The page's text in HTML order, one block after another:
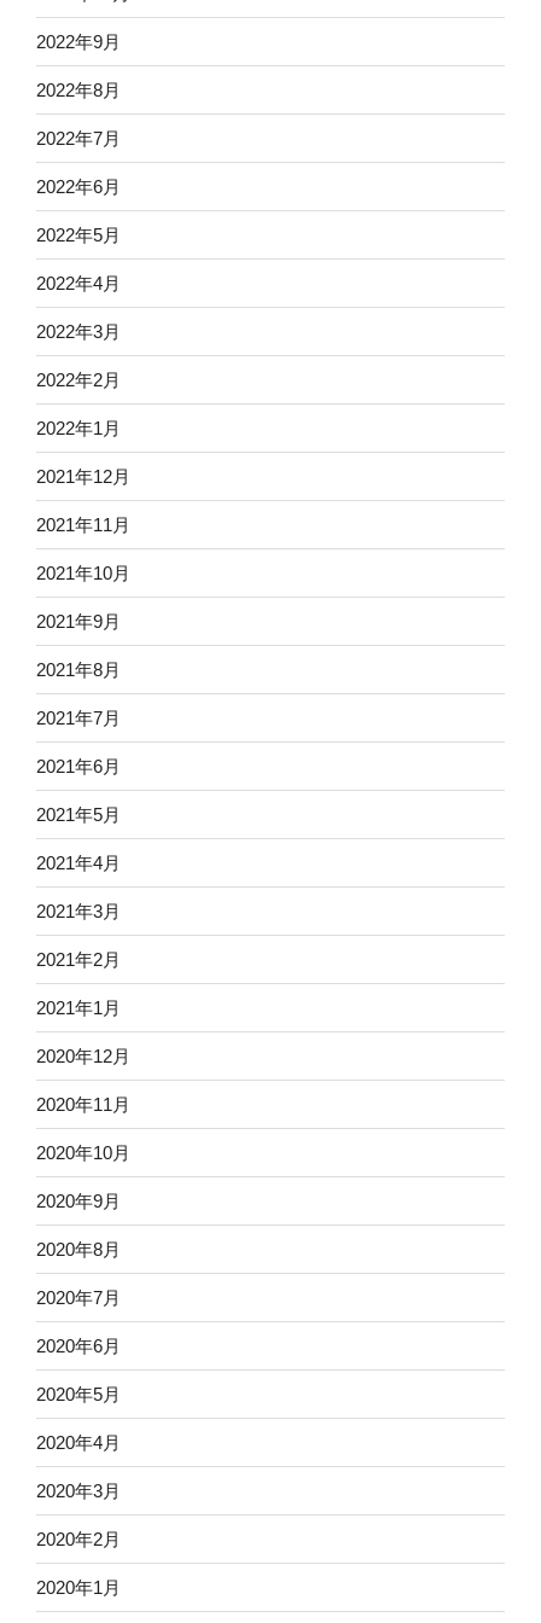
2022年9月
2022年8月
2022年7月
2022年6月
2022年5月
2022年4月
2022年3月
2022年2月
2022年1月
2021年12月
2021年11月
2021年10月
2021年9月
2021年8月
2021年7月
2021年6月
2021年5月
2021年4月
2021年3月
2021年2月
2021年1月
2020年12月
2020年11月
2020年10月
2020年9月
2020年8月
2020年7月
2020年6月
2020年5月
2020年4月
2020年3月
2020年2月
2020年1月